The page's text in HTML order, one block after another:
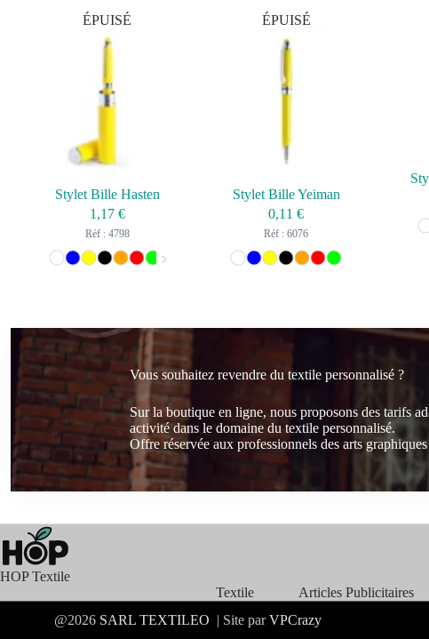
ÉPUISÉ
Stylet Bille Hasten
1,17 €
Réf : 4798
ÉPUISÉ
Stylet Bille Yeiman
0,11€
Réf : 6076
Vous souhaitez revendre du textile personnalisé ?
Sur la boutique en ligne, nous proposons des tarifs
activité dans le domaine du textile personnalisé.
Offre réservée aux professionnels des arts
HOP Textile
Textile
Articles Publicitaires
@2026 SARLTEXTILEO | Site parVPCrazy